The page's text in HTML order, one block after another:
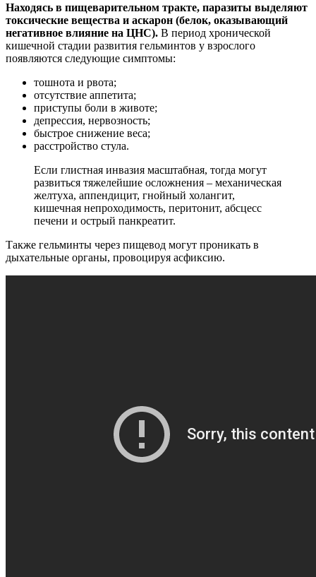
Находясь в пищеварительном тракте, паразиты выделяют
токсические вещества и аскарон (белок, оказывающий
негативное влияние на ЦНС). В период хронической
кишечной стадии развития гельминтов у взрослого
появляются следующие симптомы:
тошнота и рвота;
отсутствие аппетита;
приступы боли в животе;
депрессия, нервозность;
быстрое снижение веса;
расстройство стула.
Если глистная инвазия масштабная, тогда могут
развиться тяжелейшие осложнения – механическая
желтуха, аппендицит, гнойный холангит,
кишечная непроходимость, перитонит, абсцесс
печени и острый панкреатит.
Также гельминты через пищевод могут проникать в
дыхательные органы, провоцируя асфиксию.